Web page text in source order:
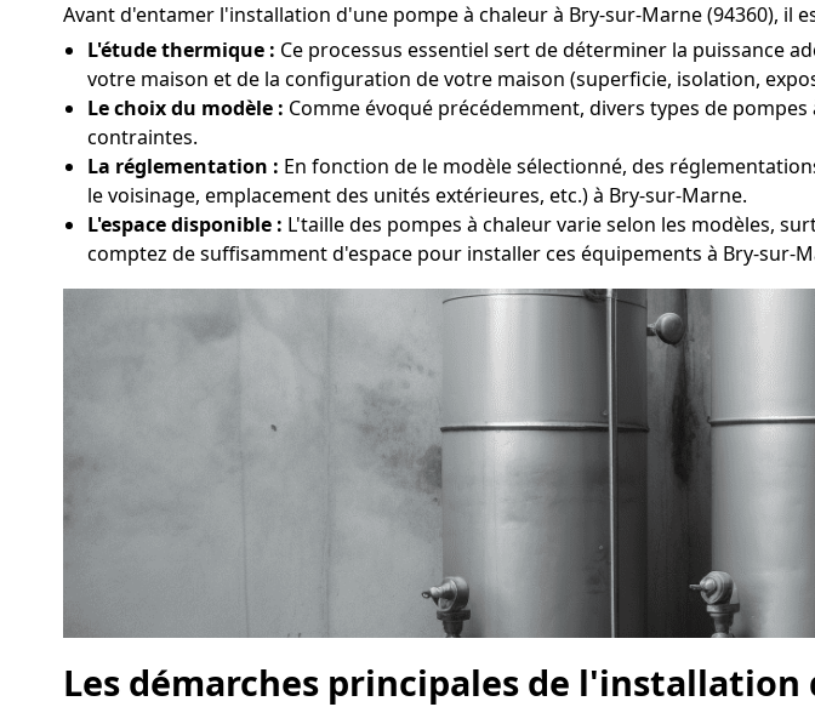
Avant d'entamer l'installation d'une pompe à chaleur à Bry-sur-Marne (94360), il
L'étude thermique : Ce processus essentiel sert de déterminer la puissance
votre maison et de la configuration de votre maison (superficie, isolation,
Le choix du modèle : Comme évoqué précédemment, divers types de
contraintes.
La réglementation : En fonction de le modèle sélectionné, des
le voisinage, emplacement des unités extérieures, etc.) à Bry-sur-Marne.
L'espace disponible : L'taille des pompes à chaleur varie selon les modèles,
comptez de suffisamment d'espace pour installer ces équipements à Bry-sur-
Les démarches principales de